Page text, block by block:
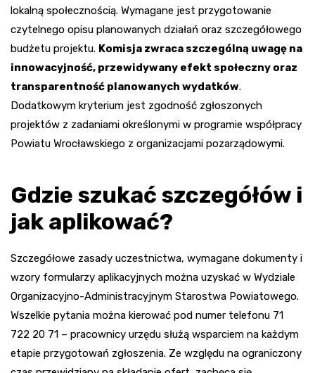
lokalną społecznością. Wymagane jest przygotowanie
czytelnego opisu planowanych działań oraz szczegółowego
budżetu projektu. Komisja zwraca szczególną uwagę na
innowacyjność, przewidywany efekt społeczny oraz
transparentność planowanych wydatków.
Dodatkowym kryterium jest zgodność zgłoszonych
projektów z zadaniami określonymi w programie współpracy
Powiatu Wrocławskiego z organizacjami pozarządowymi.
Gdzie szukać szczegółów i
jak aplikować?
Szczegółowe zasady uczestnictwa, wymagane dokumenty i
wzory formularzy aplikacyjnych można uzyskać w Wydziale
Organizacyjno-Administracyjnym Starostwa Powiatowego.
Wszelkie pytania można kierować pod numer telefonu 71
722 20 71 – pracownicy urzędu służą wsparciem na każdym
etapie przygotowań zgłoszenia. Ze względu na ograniczony